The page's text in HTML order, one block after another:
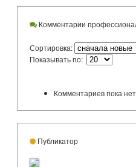
Комментарии
Сортировка:
Показывать по:
Комментариев пока нет
Публикатор